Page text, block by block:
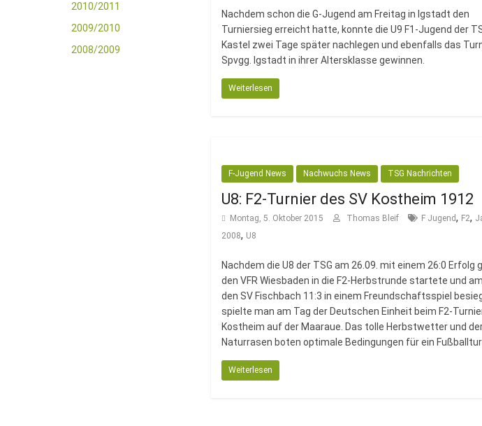
Nachdem schon die G-Jugend am Freitag in Igstadt den
Turniersieg erreicht hatte, konnte die U9 F1-Jugend der
Kastel zwei Tage später nachlegen und ebenfalls das
Spvgg. Igstadt in ihrer Altersklasse gewinnen.
Weiterlesen
F-Jugend News Nachwuchs News TSG Nachrichten
U8: F2-Turnier des SV Kostheim 1912
Montag, 5. Oktober 2015 Thomas Bleif F Jugend, F2,
2008, U8
Nachdem die U8 der TSG am 26.09. mit einem 26:0 Erfolg
den VFR Wiesbaden in die F2-Herbstrunde startete und am
den SV Fischbach 11:3 in einem Freundschaftsspiel
spielte man am Tag der Deutschen Einheit beim F2-
Kostheim auf der Maaraue. Das tolle Herbstwetter und
Naturrasen boten optimale Bedingungen für ein
Weiterlesen
2010/2011
2009/2010
2008/2009